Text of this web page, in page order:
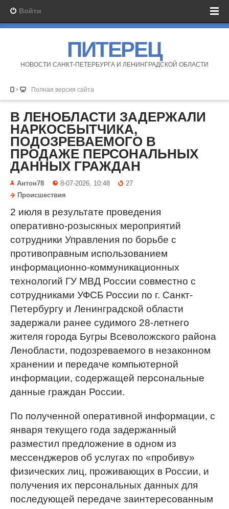
Войти
ПИТЕРЕЦ
НОВОСТИ САНКТ-ПЕТЕРБУРГА И ЛЕНИНГРАДСКОЙ ОБЛАСТИ
Полная версия сайта
В ЛЕНОБЛАСТИ ЗАДЕРЖАЛИ
НАРКОСБЫТЧИКА,
ПОДОЗРЕВАЕМОГО В
ПРОДАЖЕ ПЕРСОНАЛЬНЫХ
ДАННЫХ ГРАЖДАН
Антон78 8-07-2026, 10:48
27
Происшествия
2 июля в результате проведения
оперативно-розыскных мероприятий
сотрудники Управления по борьбе с
противоправным использованием
информационно-коммуникационных
технологий ГУ МВД России совместно с
сотрудниками УФСБ России по г. Санкт-
Петербургу и Ленинградской области
задержали ранее судимого 28-летнего
жителя города Бугры Всеволожского района
Ленобласти, подозреваемого в незаконном
хранении и передаче компьютерной
информации, содержащей персональные
данные граждан России.
По полученной оперативной информации, с
января текущего года задержанный
разместил предложение в одном из
мессенджеров об услугах по «пробиву»
физических лиц, проживающих в России, и
получения их персональных данных для
последующей передаче заинтересованным